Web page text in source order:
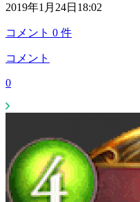
2019年1月24日18:02
コメント 0 件
コメント
0